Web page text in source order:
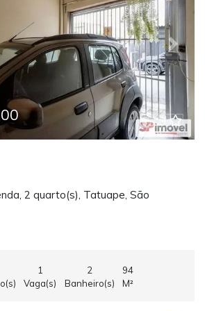
Next
2 quarto(s), Tatuape, São
1
Vaga(s)
2
Banheiro(s)
94
M²